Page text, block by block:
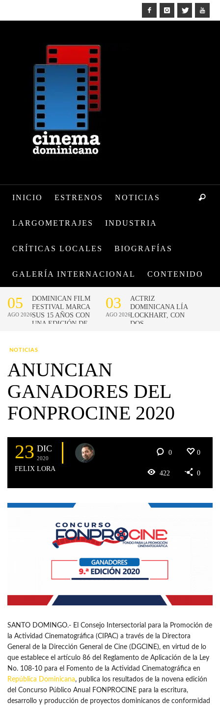
INICIO ESTRENOS NOTICIAS
LARGOMETRAJES INDUSTRIA
CRÍTICAS LOCALES BIOGRAFÍAS
GALERÍA INTERNACIONAL CONTENIDO
NOTICIAS
ANUNCIAN
GANADORES DEL
FONPROCINE 2020
23 DIC
2020
FELIX LORA
0 0
422 0
SANTO DOMINGO.- El Consejo Intersectorial para la Promoción de
la Actividad Cinematográfica (CIPAC) a través de la Directora
General de la Dirección General de Cine (DGCINE), en virtud de lo
que establece el artículo 86 del Reglamento de Aplicación de la Ley
No. 108-10 para el Fomento de la Actividad Cinematográfica en
República Dominicana, publica los resultados de la novena edición
del Concurso Público Anual FONPROCINE para la escritura,
desarrollo y producción de proyectos dominicanos de conformidad